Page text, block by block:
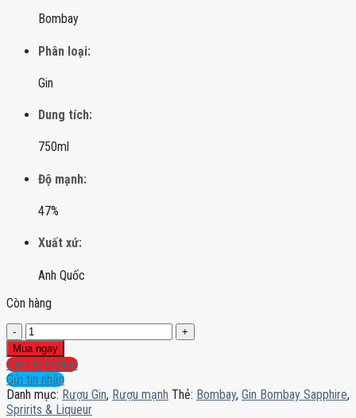
Bombay
Phân loại:
Gin
Dung tích:
750ml
Độ mạnh:
47%
Xuất xứ:
Anh Quốc
Còn hàng
Gin
Bombay
Sapphire
số
lượng
Mua ngay
Liên hệ hotline
Gửi tin nhắn
Danh mục: Rượu Gin, Rượu mạnh Thẻ: Bombay, Gin Bombay Sapphire,
Spririts & Liqueur